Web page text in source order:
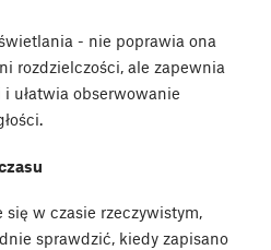
- nie poprawia ona
rozdzielczości, ale zapewnia
ułatwia obserwowanie
w czasie rzeczywistym,
sprawdzić, kiedy zapisano